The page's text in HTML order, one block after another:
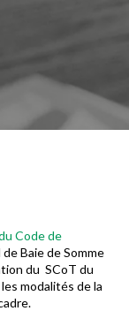
Code de
Baie de Somme
du SCoT du
modalités de la